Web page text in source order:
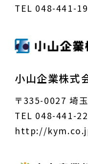
TEL 048-441-
小山企業株式
〒335-0027 埼
TEL 048-441-
http://